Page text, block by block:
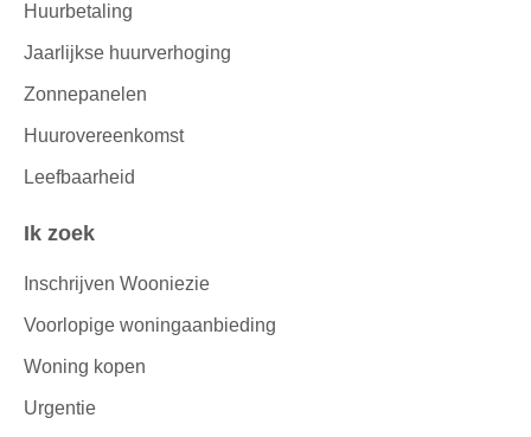
Huurbetaling
Jaarlijkse huurverhoging
Zonnepanelen
Huurovereenkomst
Leefbaarheid
Ik zoek
Inschrijven Wooniezie
Voorlopige woningaanbieding
Woning kopen
Urgentie